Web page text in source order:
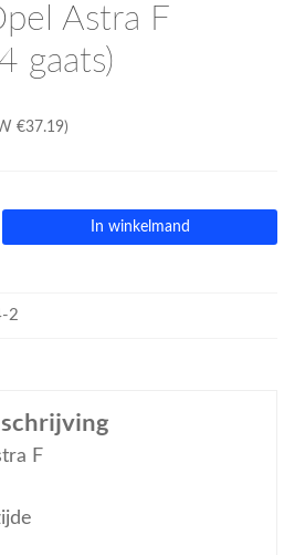
Astra F
gaats)
€37.19)
In winkelmand
2
F